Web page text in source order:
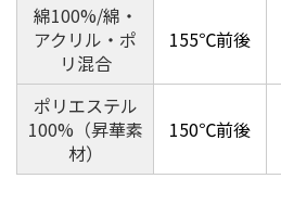
綿100%/綿・
アクリル・ポ
リ混合
155℃前後
ポリエステル
100%（昇華素
材）
150℃前後